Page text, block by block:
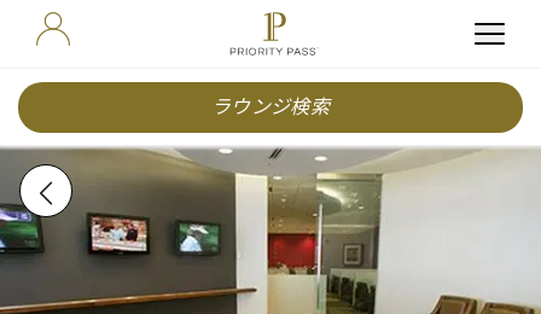
ラウンジ検索